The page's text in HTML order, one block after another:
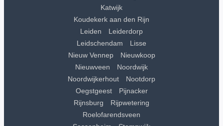
Katwijk
Koudekerk aan den Rijn
Leiden
Leiderdorp
Leidschendam
Lisse
Nieuw Vennep
Nieuwkoop
Nieuwveen
Noordwijk
Noordwijkerhout
Nootdorp
Oegstgeest
Pijnacker
Rijnsburg
Rijpwetering
Roelofarendsveen